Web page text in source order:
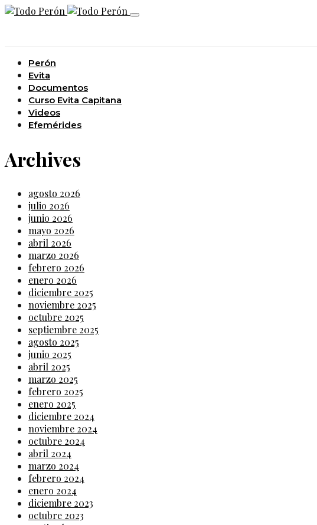
Perón
Evita
Documentos
Curso Evita Capitana
Videos
Efemérides
Archives
agosto 2026
julio 2026
junio 2026
mayo 2026
abril 2026
marzo 2026
febrero 2026
enero 2026
diciembre 2025
noviembre 2025
octubre 2025
septiembre 2025
agosto 2025
junio 2025
abril 2025
marzo 2025
febrero 2025
enero 2025
diciembre 2024
noviembre 2024
octubre 2024
abril 2024
marzo 2024
febrero 2024
enero 2024
diciembre 2023
octubre 2023